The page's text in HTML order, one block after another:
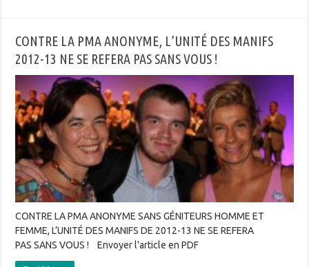
CONTRE LA PMA ANONYME, L’UNITÉ DES MANIFS
2012-13 NE SE REFERA PAS SANS VOUS !
CONTRE LA PMA ANONYME SANS GÉNITEURS HOMME ET
FEMME, L’UNITÉ DES MANIFS DE 2012-13 NE SE REFERA
PAS SANS VOUS ! Envoyer l'article en PDF